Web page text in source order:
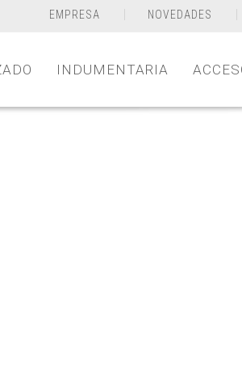
EMPRESA NOVEDADES
INDUMENTARIA